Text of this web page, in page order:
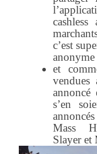
c’est
anonyme
et
vendues
annoncé
s’en
Mass
Slayer et